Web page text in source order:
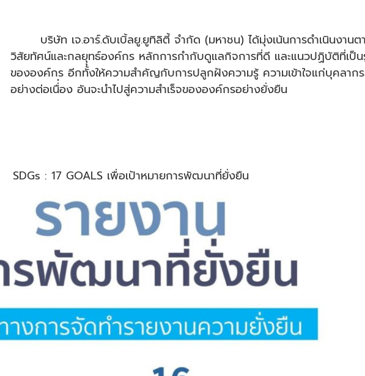
บริษัท เจ.อาร์.ดับเบิ้ลยู.ยูทิลิตี้ จำกัด (มหาชน) ได้มุ่งเน้นการดำเนินงานต
วิสัยทัศน์และกลยุุทธ์องค์กร หลักการกำกับดูแลกิจการที่ดี และแนวปฏิบัติที่เป็น
ขององค์กร อีกทั้งให้ความสำคัญกับการปลูกฝังความรู้ ความเข้าใจแก่บุคลาก
อย่างต่อเนื่่อง อันจะนำไปสู่ความสำเร็จขององค์กรอย่างยั่งยืน
SDGs : 17 GOALS เพื่อเป้าหมายการพัฒนาที่ยั่งยืน